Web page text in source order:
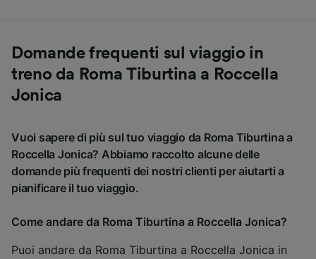
Domande frequenti sul viaggio in
treno da Roma Tiburtina a Roccella
Jonica
Vuoi sapere di più sul tuo viaggio da Roma Tiburtina a
Roccella Jonica? Abbiamo raccolto alcune delle
domande più frequenti dei nostri clienti per aiutarti a
pianificare il tuo viaggio.
Come andare da Roma Tiburtina a Roccella Jonica?
Puoi andare da Roma Tiburtina a Roccella Jonica in